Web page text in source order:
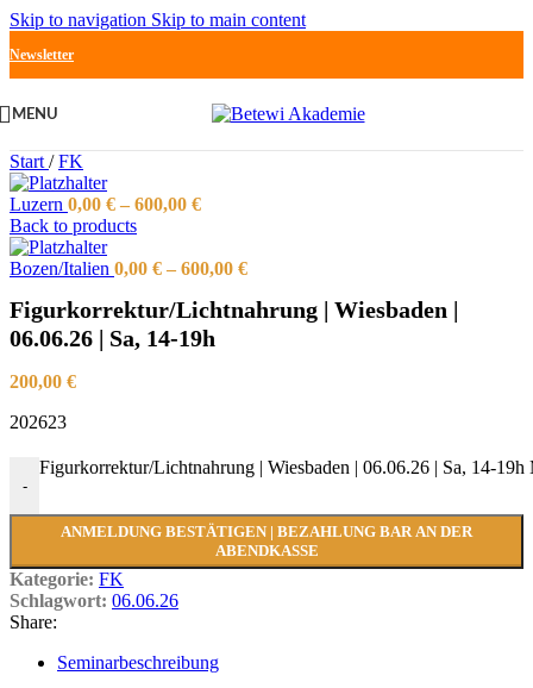
Skip to navigation Skip to main content
Newsletter
MENU
Start / FK
Luzern 0,00 € – 600,00 €
Back to products
Bozen/Italien 0,00 € – 600,00 €
Figurkorrektur/Lichtnahrung | Wiesbaden |
06.06.26 | Sa, 14-19h
200,00 €
202623
-
Figurkorrektur/Lichtnahrung | Wiesbaden | 06.06.26 | Sa, 14-19h
ANMELDUNG BESTÄTIGEN | BEZAHLUNG BAR AN DER
ABENDKASSE
Kategorie: FK
Schlagwort: 06.06.26
Share:
Seminarbeschreibung